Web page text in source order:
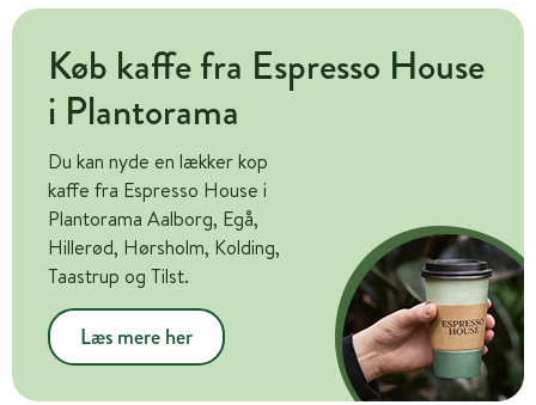
Køb kaffe fra Espresso House
i Plantorama
Du kan nyde en lækker kop
kaffe fra Espresso House i
Plantorama Aalborg, Egå,
Hillerød, Hørsholm, Kolding,
Taastrup og Tilst.
Læs mere her